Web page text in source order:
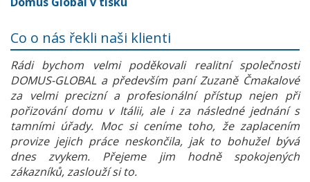
Co o nás řekli naši klienti
Rádi bychom velmi poděkovali realitní společnosti
DOMUS-GLOBAL a především paní Zuzaně Čmakalové
za velmi precizní a profesionální přístup nejen při
pořizování domu v Itálii, ale i za následné jednání s
tamními úřady. Moc si ceníme toho, že zaplacením
provize jejich práce neskončila, jak to bohužel bývá
dnes zvykem. Přejeme jim hodně spokojených
zákazníků, zaslouží si to.